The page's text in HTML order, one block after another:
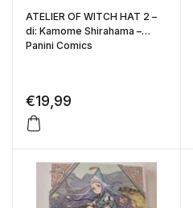
ATELIER OF WITCH HAT 2 –
di: Kamome Shirahama –
Panini Comics
€19,99